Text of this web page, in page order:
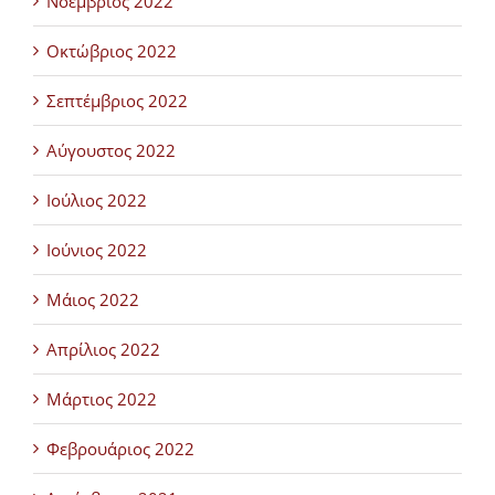
Οκτώβριος 2022
Σεπτέμβριος 2022
Αύγουστος 2022
Ιούλιος 2022
Ιούνιος 2022
Μάιος 2022
Απρίλιος 2022
Μάρτιος 2022
Φεβρουάριος 2022